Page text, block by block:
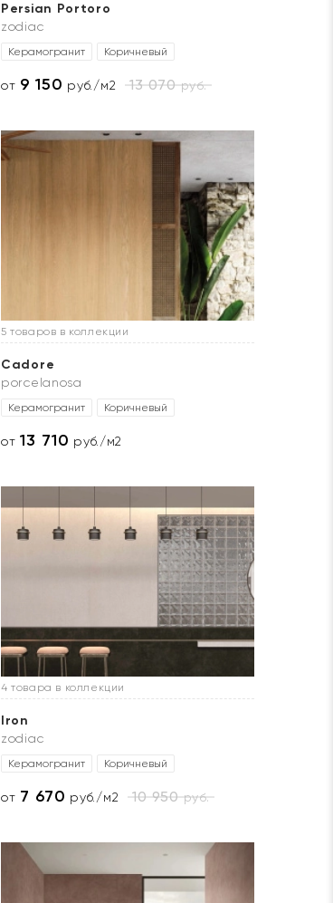
Persian Portoro
zodiac
Керамогранит Коричневый
от 9 150 руб./м2 13 070руб.
5 товаров в коллекции
Cadore
porcelanosa
Керамогранит Коричневый
от13 710 руб./м2
4 товара в коллекции
Iron
zodiac
Керамогранит Коричневый
от 7 670 руб./м2 10 950руб.